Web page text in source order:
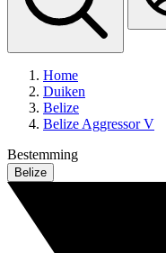
Home
Duiken
Belize
Belize Aggressor V
Bestemming
Belize